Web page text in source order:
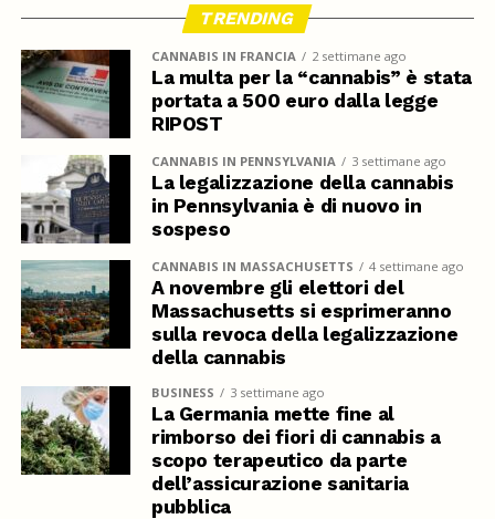
TRENDING
CANNABIS IN FRANCIA 2 settimane ago
La multa per la “cannabis” è stata
portata a 500 euro dalla legge
RIPOST
CANNABIS IN PENNSYLVANIA 3 settimane ago
La legalizzazione della cannabis
in Pennsylvania è di nuovo in
sospeso
CANNABIS IN MASSACHUSETTS 4 settimane ago
A novembre gli elettori del
Massachusetts si esprimeranno
sulla revoca della legalizzazione
della cannabis
BUSINESS 3 settimane ago
La Germania mette fine al
rimborso dei fiori di cannabis a
scopo terapeutico da parte
dell’assicurazione sanitaria
pubblica